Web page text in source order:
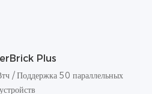
Plus
/ Поддержка 50 параллельных
устройств